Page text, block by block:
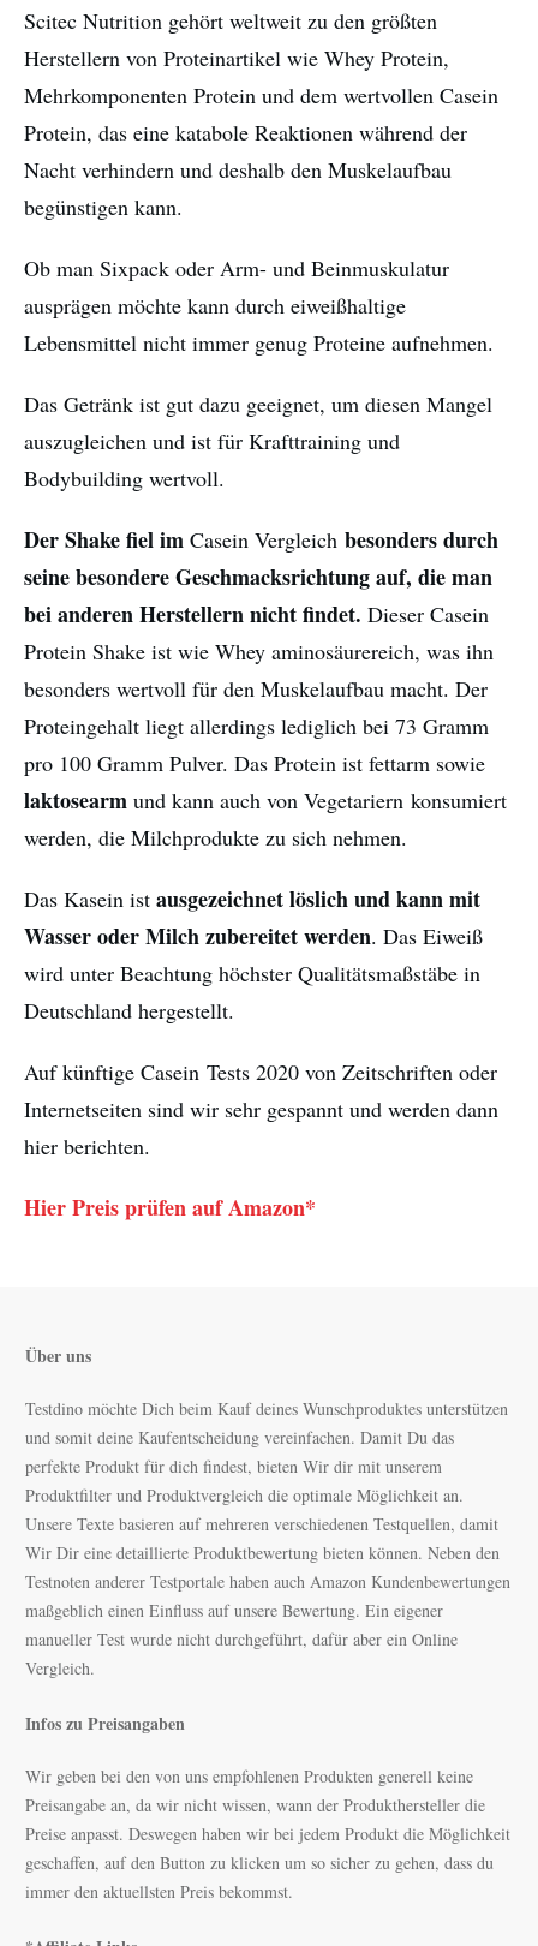
Scitec Nutrition gehört weltweit zu den größten
Herstellern von Proteinartikel wie Whey Protein,
Mehrkomponenten Protein und dem wertvollen Casein
Protein, das eine katabole Reaktionen während der
Nacht verhindern und deshalb den Muskelaufbau
begünstigen kann.
Ob man Sixpack oder Arm- und Beinmuskulatur
ausprägen möchte kann durch eiweißhaltige
Lebensmittel nicht immer genug Proteine aufnehmen.
Das Getränk ist gut dazu geeignet, um diesen Mangel
auszugleichen und ist für Krafttraining und
Bodybuilding wertvoll.
Der Shake fiel im Casein Vergleich besonders durch
seine besondere Geschmacksrichtung auf, die man
bei anderen Herstellern nicht findet. Dieser Casein
Protein Shake ist wie Whey aminosäurereich, was ihn
besonders wertvoll für den Muskelaufbau macht. Der
Proteingehalt liegt allerdings lediglich bei 73 Gramm
pro 100 Gramm Pulver. Das Protein ist fettarm sowie
laktosearm und kann auch von Vegetariern konsumiert
werden, die Milchprodukte zu sich nehmen.
Das Kasein ist ausgezeichnet löslich und kann mit
Wasser oder Milch zubereitet werden. Das Eiweiß
wird unter Beachtung höchster Qualitätsmaßstäbe in
Deutschland hergestellt.
Auf künftige Casein Tests 2020 von Zeitschriften oder
Internetseiten sind wir sehr gespannt und werden dann
hier berichten.
Hier Preis prüfen auf Amazon*
Über uns
Testdino möchte Dich beim Kauf deines Wunschproduktes unterstützen
und somit deine Kaufentscheidung vereinfachen. Damit Du das
perfekte Produkt für dich findest, bieten Wir dir mit unserem
Produktfilter und Produktvergleich die optimale Möglichkeit an.
Unsere Texte basieren auf mehreren verschiedenen Testquellen, damit
Wir Dir eine detaillierte Produktbewertung bieten können. Neben den
Testnoten anderer Testportale haben auch Amazon Kundenbewertungen
maßgeblich einen Einfluss auf unsere Bewertung. Ein eigener
manueller Test wurde nicht durchgeführt, dafür aber ein Online
Vergleich.
Infos zu Preisangaben
Wir geben bei den von uns empfohlenen Produkten generell keine
Preisangabe an, da wir nicht wissen, wann der Produkthersteller die
Preise anpasst. Deswegen haben wir bei jedem Produkt die Möglichkeit
geschaffen, auf den Button zu klicken um so sicher zu gehen, dass du
immer den aktuellsten Preis bekommst.